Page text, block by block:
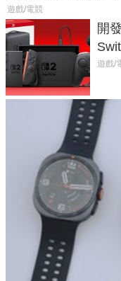
遊戲/電競
開
戲
遊戲/